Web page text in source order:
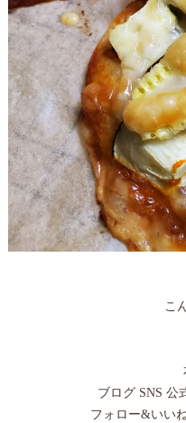
こ
ブログ SNS 公
フォロー&いい